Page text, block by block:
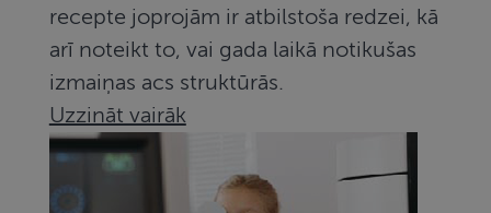
recepte joprojām ir atbilstoša redzei, kā
arī noteikt to, vai gada laikā notikušas
izmaiņas acs struktūrās.
Uzzināt vairāk